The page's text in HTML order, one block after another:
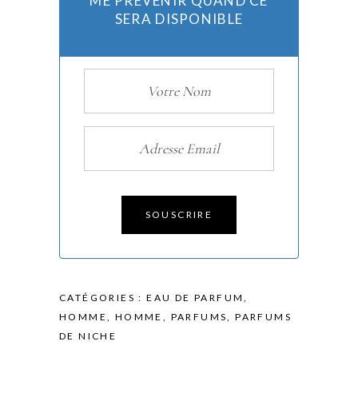
SERA DISPONIBLE
SOUSCRIRE
CATÉGORIES :EAU DE PARFUM,
HOMME , HOMME , PARFUMS,PARFUMS
DE NICHE